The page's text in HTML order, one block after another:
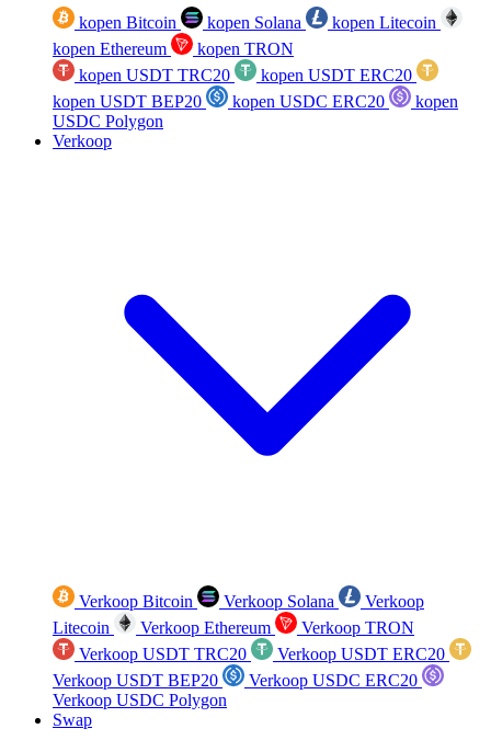
kopen Bitcoin kopen Solana
kopen Litecoin
kopen Ethereum
kopen TRON
kopen USDT TRC20
kopen USDT ERC20
kopen USDT BEP20
kopen USDC ERC20
kopen
USDC Polygon
Verkoop
Verkoop Bitcoin Verkoop Solana
Verkoop
Litecoin
Verkoop Ethereum
Verkoop TRON
Verkoop USDT TRC20
Verkoop USDT ERC20
Verkoop USDT BEP20
Verkoop USDC ERC20
Verkoop USDC Polygon
Swap